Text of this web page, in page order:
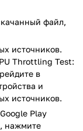
файл,
источников.
Throttling Test:
в
и
источников.
Play
нажмите